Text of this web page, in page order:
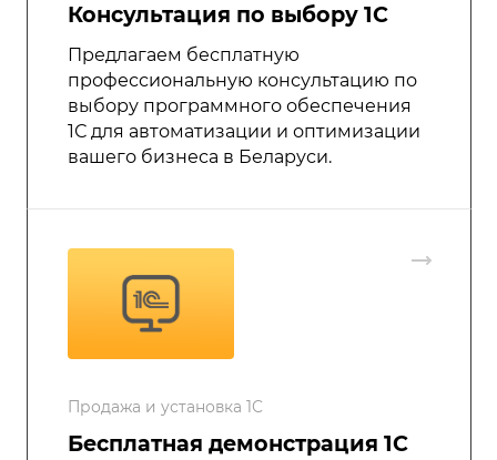
Консультация по выбору 1С
Предлагаем бесплатную
профессиональную консультацию по
выбору программного обеспечения
1С для автоматизации и оптимизации
вашего бизнеса в Беларуси.
Продажа и установка 1С
Бесплатная демонстрация 1С